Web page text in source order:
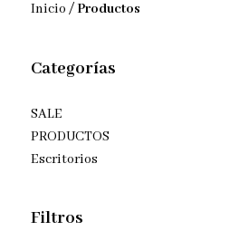
Inicio /Productos
Categorías
SALE
PRODUCTOS
Escritorios
Filtros